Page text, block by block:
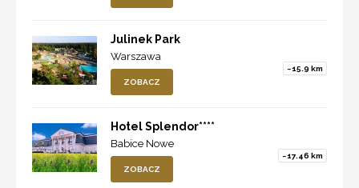
Julinek Park
Warszawa
~15.9 km
ZOBACZ
Hotel Splendor****
Babice Nowe
~17.46 km
ZOBACZ